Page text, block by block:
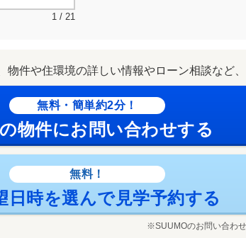
1 / 21
物件や住環境の詳しい情報やローン相談など、
無料・簡単約2分！
物件にお問い合わせする
無料！
日時を選んで見学予約する
※SUUMOのお問い合わ